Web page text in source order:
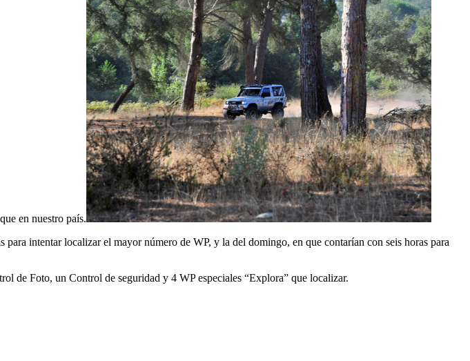
en nuestro país.
intentar localizar el mayor número de WP, y la del domingo, en que contarían con seis horas para
de Foto, un Control de seguridad y 4 WP especiales “Explora” que localizar.